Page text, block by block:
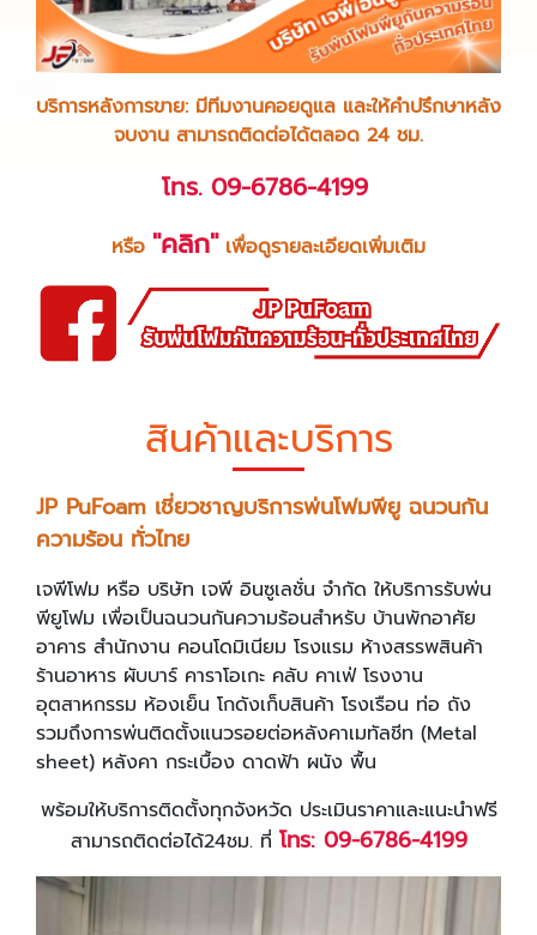
บริการหลังการขาย: มีทีมงานคอยดูแล และให้คำปรึกษาหลัง
จบงาน สามารถติดต่อได้ตลอด 24 ชม.
โทร. 09-6786-4199
หรือ "คลิก"เพื่อดูรายละเอียดเพิ่มเติม
สินค้าและบริการ
JP PuFoam เชี่ยวชาญบริการพ่นโฟมพียู ฉนวนกัน
ความร้อน ทั่วไทย
เจพีโฟม หรือ บริษัท เจพี อินซูเลชั่น จำกัด ให้บริการรับพ่น
พียูโฟม เพื่อเป็นฉนวนกันความร้อนสำหรับ บ้านพักอาศัย
อาคาร สำนักงาน คอนโดมิเนียม โรงแรม ห้างสรรพสินค้า
ร้านอาหาร ผับบาร์ คาราโอเกะ คลับ คาเฟ่ โรงงาน
อุตสาหกรรม ห้องเย็น โกดังเก็บสินค้า โรงเรือน ท่อ ถัง
รวมถึงการพ่นติดตั้งแนวรอยต่อหลังคาเมทัลชีท (Metal
sheet) หลังคา กระเบื้อง ดาดฟ้า ผนัง พื้น
พร้อมให้บริการติดตั้งทุกจังหวัด ประเมินราคาและแนะนำฟรี
สามารถติดต่อได้24ชม. ที่ โทร: 09-6786-4199